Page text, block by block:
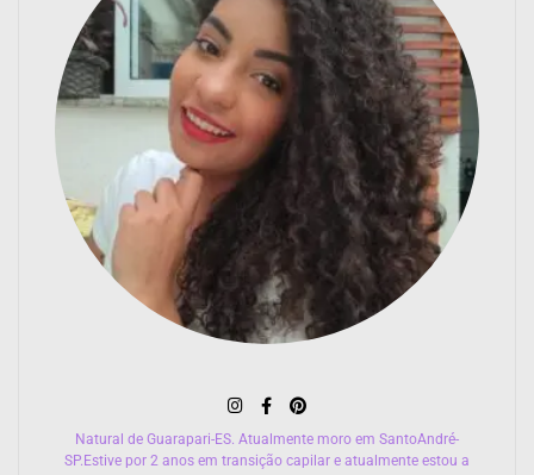
Natural de Guarapari-ES. Atualmente moro em SantoAndré-
SP.Estive por 2 anos em transição capilar e atualmente estou a